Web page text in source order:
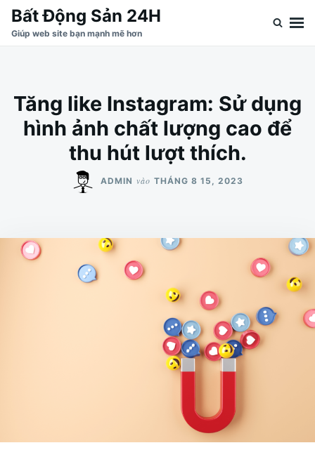
Nhảy
đến
Tìm
kiếm
Bất Động Sản 24H
Giúp web site bạn mạnh mẽ hơn
Tăng like Instagram: Sử dụng
hình ảnh chất lượng cao để
thu hút lượt thích.
ADMIN vào THÁNG 8 15, 2023